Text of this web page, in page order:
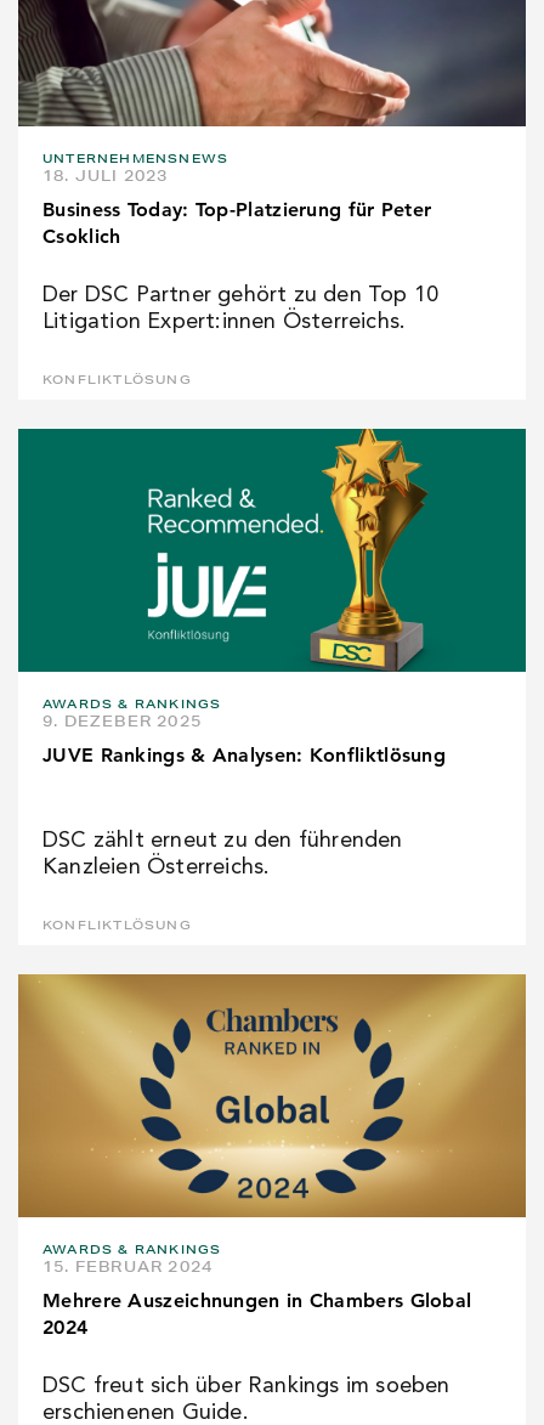
UNTERNEHMENSNEWS
18. JULI 2023
Business Today: Top-Platzierung für Peter
Csoklich
Der DSC Partner gehört zu den Top 10
Litigation Expert:innen Österreichs.
KONFLIKTLÖSUNG
AWARDS & RANKINGS
9. DEZEBER 2025
JUVE Rankings & Analysen: Konfliktlösung
DSC zählt erneut zu den führenden
Kanzleien Österreichs.
KONFLIKTLÖSUNG
AWARDS & RANKINGS
15. FEBRUAR 2024
Mehrere Auszeichnungen in Chambers Global
2024
DSC freut sich über Rankings im soeben
erschienenen Guide.